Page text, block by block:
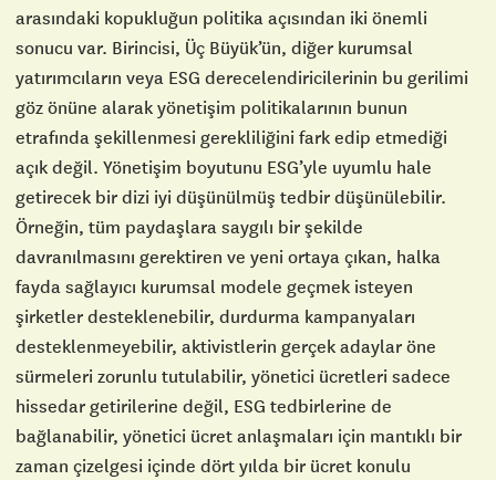
arasındaki kopukluğun politika açısından iki önemli
sonucu var. Birincisi, Üç Büyük’ün, diğer kurumsal
yatırımcıların veya ESG derecelendiricilerinin bu gerilimi
göz önüne alarak yönetişim politikalarının bunun
etrafında şekillenmesi gerekliliğini fark edip etmediği
açık değil. Yönetişim boyutunu ESG’yle uyumlu hale
getirecek bir dizi iyi düşünülmüş tedbir düşünülebilir.
Örneğin, tüm paydaşlara saygılı bir şekilde
davranılmasını gerektiren ve yeni ortaya çıkan, halka
fayda sağlayıcı kurumsal modele geçmek isteyen
şirketler desteklenebilir, durdurma kampanyaları
desteklenmeyebilir, aktivistlerin gerçek adaylar öne
sürmeleri zorunlu tutulabilir, yönetici ücretleri sadece
hissedar getirilerine değil, ESG tedbirlerine de
bağlanabilir, yönetici ücret anlaşmaları için mantıklı bir
zaman çizelgesi içinde dört yılda bir ücret konulu